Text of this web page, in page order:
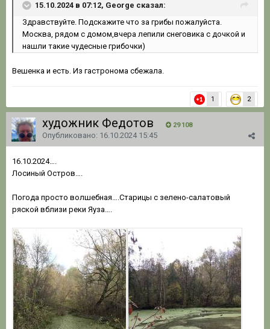
15.10.2024 в 07:12, George сказал:
Здравствуйте. Подскажите что за грибы пожалуйста.
Москва, рядом с домом,вчера лепили снеговика с дочкой и
нашли такие чудесные грибочки)
Вешенка и есть. Из гастронома сбежала.
1 2
художник Федотов 29 108
Опубликовано: 16.10.2024 15:45
16.10.2024….
Лосиный Остров….
Погода просто волшебная….Старицы с зелено-салатовый
ряской вблизи реки Яуза….